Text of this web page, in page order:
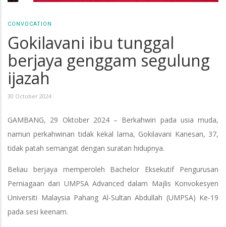
CONVOCATION
Gokilavani ibu tunggal
berjaya genggam segulung
ijazah
30 October 2024
GAMBANG, 29 Oktober 2024 – Berkahwin pada usia muda,
namun perkahwinan tidak kekal lama, Gokilavani Kanesan, 37,
tidak patah semangat dengan suratan hidupnya.
Beliau berjaya memperoleh Bachelor Eksekutif Pengurusan
Perniagaan dari UMPSA Advanced dalam Majlis Konvokesyen
Universiti Malaysia Pahang Al-Sultan Abdullah (UMPSA) Ke-19
pada sesi keenam.